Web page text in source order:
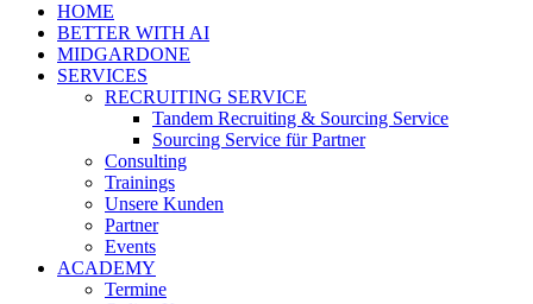
HOME
BETTER WITH AI
MIDGARDONE
SERVICES
RECRUITING SERVICE
Tandem Recruiting & Sourcing Service
Sourcing Service für Partner
Consulting
Trainings
Unsere Kunden
Partner
Events
ACADEMY
Termine